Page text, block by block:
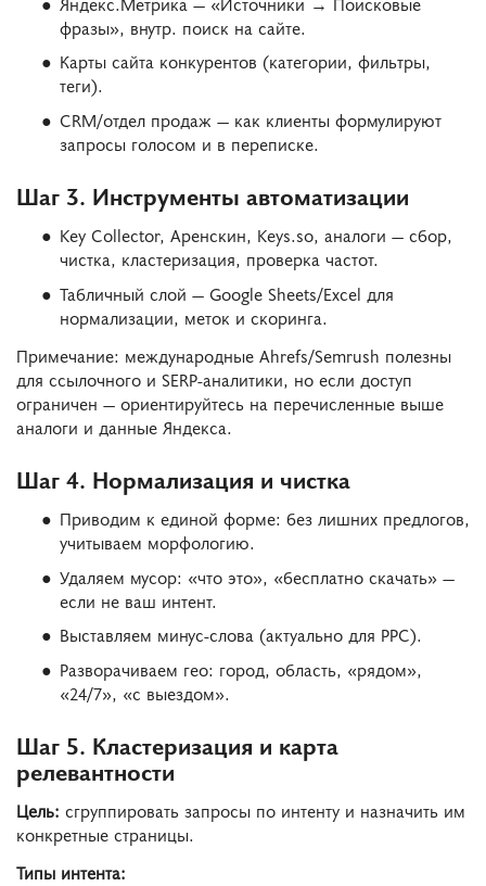
фразы», внутр. поиск на сайте.
Карты сайта конкурентов (категории, фильтры,
теги).
CRM/отдел продаж — как клиенты формулируют
запросы голосом и в переписке.
Шаг 3. Инструменты автоматизации
Key Collector, Аренскин, Keys.so, аналоги — сбор,
чистка, кластеризация, проверка частот.
Табличный слой — Google Sheets/Excel для
нормализации, меток и скоринга.
Примечание: международные Ahrefs/Semrush полезны
для ссылочного и SERP-аналитики, но если доступ
ограничен — ориентируйтесь на перечисленные выше
аналоги и данные Яндекса.
Шаг 4. Нормализация и чистка
Приводим к единой форме: без лишних предлогов,
учитываем морфологию.
Удаляем мусор: «что это», «бесплатно скачать» —
если не ваш интент.
Выставляем минус-слова (актуально для PPC).
Разворачиваем гео: город, область, «рядом»,
«24/7», «с выездом».
Шаг 5. Кластеризация и карта
релевантности
Цель: сгруппировать запросы по интенту и назначить им
конкретные страницы.
Типы интента: